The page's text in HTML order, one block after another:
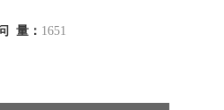
量： 1651